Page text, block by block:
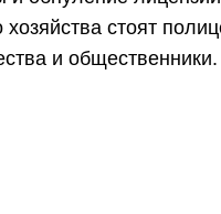
хозяйства стоят
и общественники.